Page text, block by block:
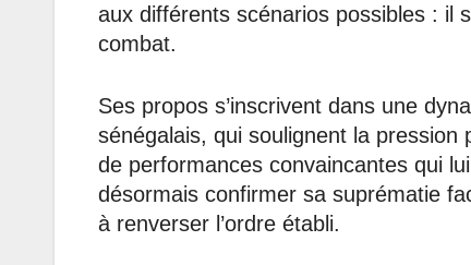
aux différents scénarios possibles : il
combat.
Ses propos s’inscrivent dans une
sénégalais, qui soulignent la
de performances convaincantes qui
désormais confirmer sa suprématie
à renverser l’ordre établi.